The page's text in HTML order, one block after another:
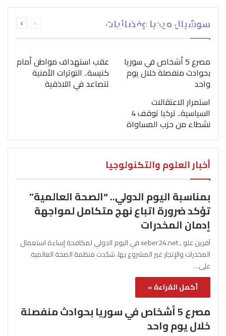
سوشيال ميديا وفضائيات الصفحةالصفحة
بمناسبة اليوم الدولي..
“الصحة العالمية” تؤكد
ضرورة اتباع نهج متكامل
لمواجهة إدمان المخدرات
مصرع 5 أشخاص في سوريا
بحوادث منفصلة خلال يوم
واحد
عقب استهداف مواطن أمام
كنيسة.. التوترات الأمنية
تتصاعد في اللاذقية
استمرار الاعتقالات
السياسية.. تركيا توقف 4
نشطاء من حزب المساواة
أخبار العلوم والتكنولوجيا
بمناسبة اليوم الدولي.. “الصحة العالمية”
تؤكد ضرورة اتباع نهج متكامل لمواجهة
إدمان المخدرات
آفرين علو ـ xeber24.net في اليوم الدولي لمكافحة إساءة استعمال
المخدرات والإتجار غير المشروع بها، شدّدت منظمة الصحة العالمية
على…
أكمل القراءة »
مصرع 5 أشخاص في سوريا بحوادث منفصلة
خلال يوم واحد